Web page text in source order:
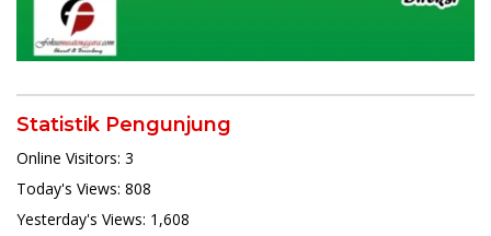
Statistik Pengunjung
Online Visitors: 3
Today's Views: 808
Yesterday's Views: 1,608